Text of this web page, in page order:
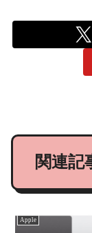
関連記
Apple